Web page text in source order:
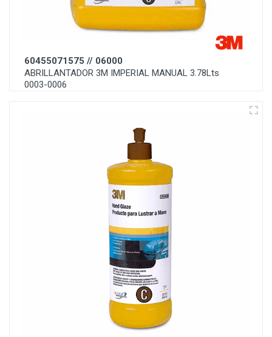
60455071575 // 06000
ABRILLANTADOR 3M IMPERIAL MANUAL 3.78Lts
0003-0006